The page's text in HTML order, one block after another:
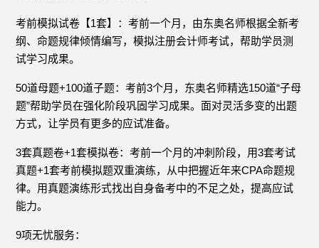
考前模拟试卷【1套】：考前一个月，由东奥名师根据全新考
纲、命题规律倾情编写，模拟注册会计师考试，帮助学员测
试学习成果。
50道母题+100道子题：考前3个月，东奥名师精选150道“子母
题”帮助学员在强化阶段巩固学习成果。面对灵活多变的出题
方式，让学员有更多的应试准备。
3套真题卷+1套模拟卷：考前一个月的冲刺阶段，用3套考试
真题+1套考前模拟题双重演练，从中把握近年来CPA命题规
律。用真题演练形式找出自身备考中的不足之处，提高应试
能力。
9项无忧服务：